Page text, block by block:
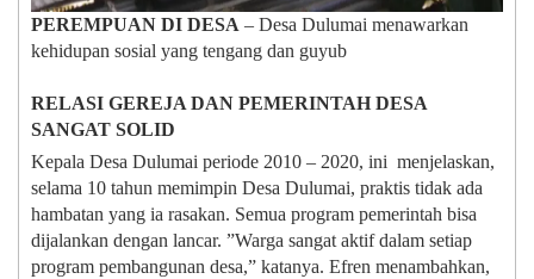
PEREMPUAN DI DESA – Desa Dulumai menawarkan
kehidupan sosial yang tengang dan guyub
RELASI GEREJA DAN PEMERINTAH DESA
SANGAT SOLID
Kepala Desa Dulumai periode 2010 – 2020, ini menjelaskan,
selama 10 tahun memimpin Desa Dulumai, praktis tidak ada
hambatan yang ia rasakan. Semua program pemerintah bisa
dijalankan dengan lancar. ”Warga sangat aktif dalam setiap
program pembangunan desa,” katanya. Efren menambahkan,